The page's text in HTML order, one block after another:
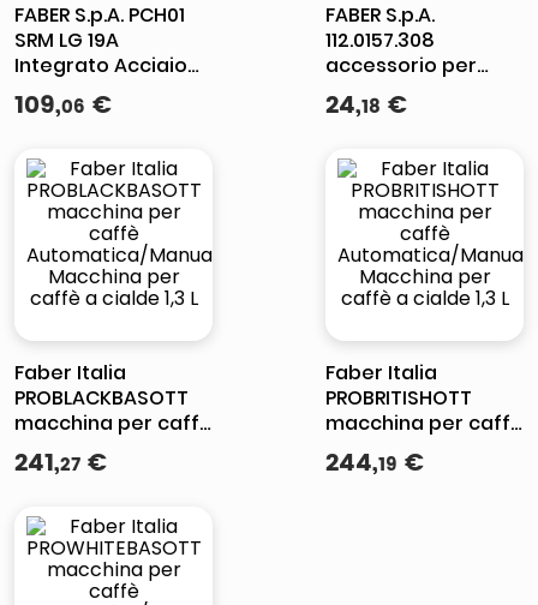
FABER S.p.A. PCH01
SRM LG 19A
Integrato Acciaio
inossidabile 370
m³/h
109,06 €
FABER S.p.A.
112.0157.308
accessorio per
cappa Tubo di
prolunga per
24,18 €
Faber Italia
PROBLACKBASOTT
macchina per caffè
Automatica/Manuale
Macchina per caffè
241,27 €
Faber Italia
PROBRITISHOTT
macchina per caffè
Automatica/Manuale
Macchina per caffè
244,19 €